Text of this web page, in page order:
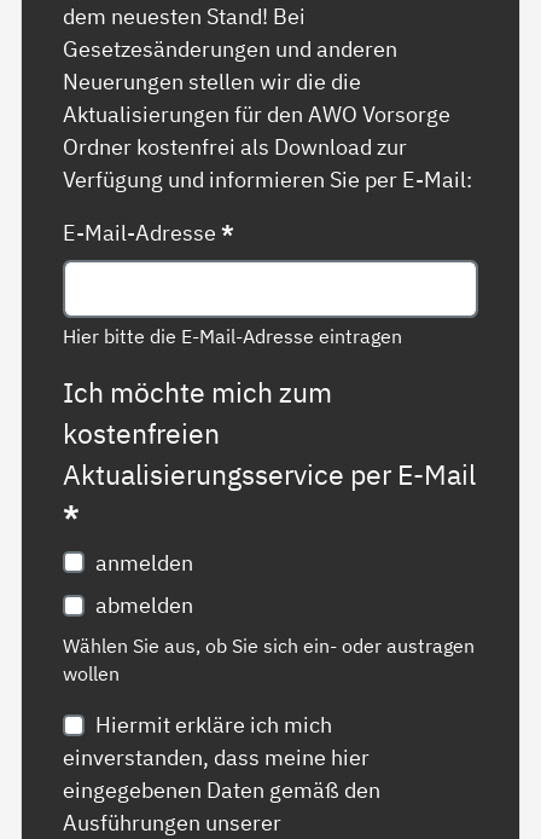
dem neuesten Stand! Bei
Gesetzesänderungen und anderen
Neuerungen stellen wir die die
Aktualisierungen für den AWO Vorsorge
Ordner kostenfrei als Download zur
Verfügung und informieren Sie per E-Mail:
E-Mail-Adresse*
Hier bitte die E-Mail-Adresse eintragen
Ich möchte mich zum
kostenfreien
Aktualisierungsservice per E-Mail
*
anmelden
abmelden
Wählen Sie aus, ob Sie sich ein- oder austragen
wollen
Hiermit erkläre ich mich
einverstanden, dass meine hier
eingegebenen Daten gemäß den
Ausführungen unserer